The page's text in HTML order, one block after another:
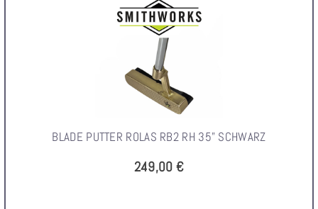
BLADE PUTTER ROLAS RB2 RH 35" SCHWARZ
249,00 €